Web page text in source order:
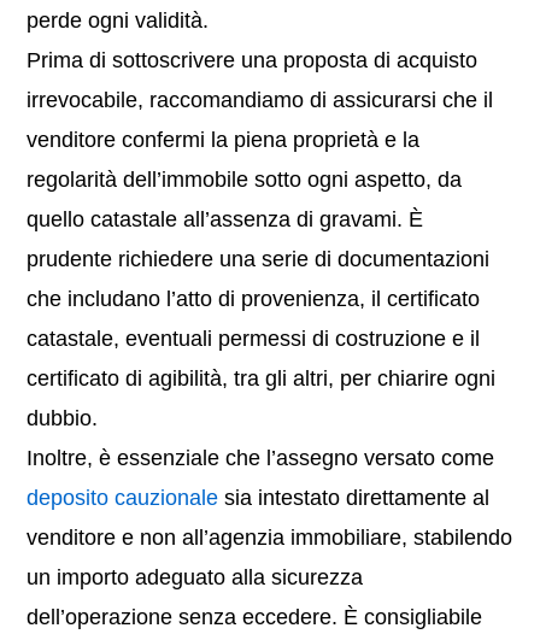
perde ogni validità.
Prima di sottoscrivere una proposta di acquisto
irrevocabile, raccomandiamo di assicurarsi che il
venditore confermi la piena proprietà e la
regolarità dell’immobile sotto ogni aspetto, da
quello catastale all’assenza di gravami. È
prudente richiedere una serie di documentazioni
che includano l’atto di provenienza, il certificato
catastale, eventuali permessi di costruzione e il
certificato di agibilità, tra gli altri, per chiarire ogni
dubbio.
Inoltre, è essenziale che l’assegno versato come
deposito cauzionale sia intestato direttamente al
venditore e non all’agenzia immobiliare, stabilendo
un importo adeguato alla sicurezza
dell’operazione senza eccedere. È consigliabile